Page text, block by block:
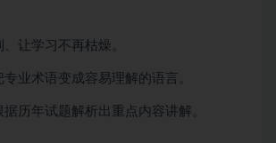
让学习不再枯燥。
业术语变成容易理解的语言。
历年试题解析出重点内容讲解。